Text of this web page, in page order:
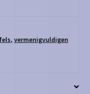
, vermenigvuldigen